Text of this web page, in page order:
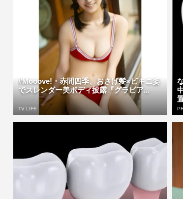
#Mooove!・赤間四季、おさげ髪×ビキニ姿
でスレンダー美ボディ披露『グラビア...
TV LIFE